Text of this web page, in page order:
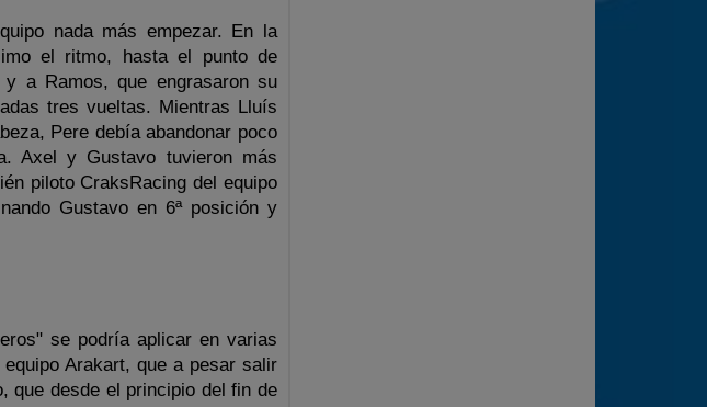
nada más empezar. En la
el ritmo, hasta el punto de
a Ramos, que engrasaron su
tres vueltas. Mientras Lluís
Pere debía abandonar poco
Axel y Gustavo tuvieron más
piloto CraksRacing del equipo
Gustavo en 6ª posición y
se podría aplicar en varias
Arakart, que a pesar salir
que desde el principio del fin de